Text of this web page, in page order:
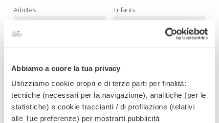
Abbiamo a cuore la tua privacy
Utilizziamo cookie propri e di terze parti per finalità:
tecniche (necessari per la navigazione), analitiche (per le
statistiche) e cookie traccianti / di profilazione (relativi
alle Tue preferenze) per mostrarti pubblicità
Adultes Enfants
Voulez-vous louer un vélo ?
Nom
Adresse email Genre